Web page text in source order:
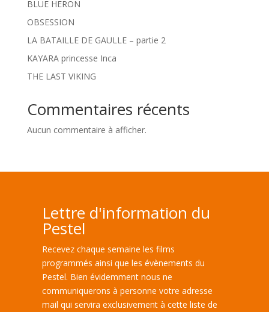
BLUE HERON
OBSESSION
LA BATAILLE DE GAULLE – partie 2
KAYARA princesse Inca
THE LAST VIKING
Commentaires récents
Aucun commentaire à afficher.
Lettre d'information du
Pestel
Recevez chaque semaine les films
programmés ainsi que les évènements du
Pestel. Bien évidemment nous ne
communiquerons à personne votre adresse
mail qui servira exclusivement à cette liste de